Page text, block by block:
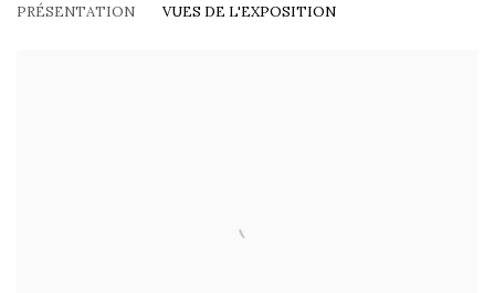
PRÉSENTATION VUES DE L'EXPOSITION